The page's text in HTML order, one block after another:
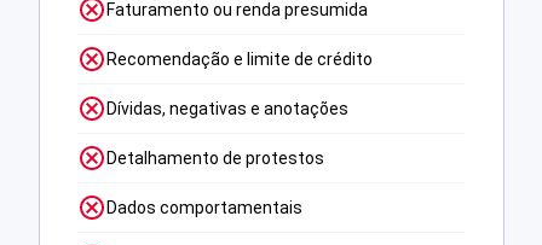
Faturamento ou renda presumida
Recomendação e limite de crédito
Dívidas, negativas e anotações
Detalhamento de protestos
Dados comportamentais